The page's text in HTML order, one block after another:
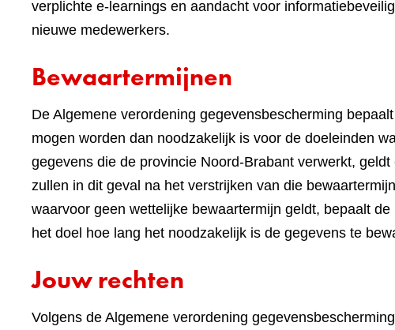
verplichte e-learnings en aandacht voor
nieuwe medewerkers.
Bewaartermijnen
De Algemene verordening gegevensbescherming
mogen worden dan noodzakelijk is voor de doeleinden
gegevens die de provincie Noord-Brabant verwerkt,
zullen in dit geval na het verstrijken van die
waarvoor geen wettelijke bewaartermijn geldt, bepaalt
het doel hoe lang het noodzakelijk is de gegevens te
Jouw rechten
Volgens de Algemene verordening